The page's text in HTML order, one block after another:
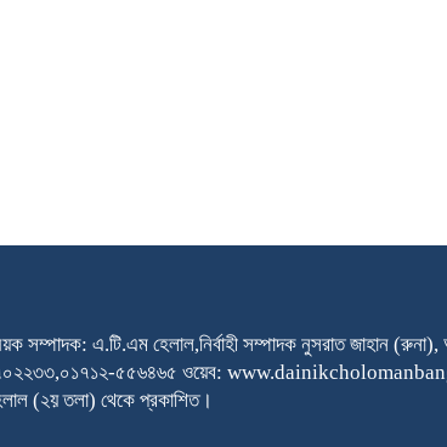
সম্পাদক: এ.টি.এম হেলাল,নির্বাহী সম্পাদক নুসরাত জাহান
৭০২২৩৩,০১৭১২-৫৫৬৪৬৫ ওয়েব:
(২য় তলা) থেকে প্রকাশিত।